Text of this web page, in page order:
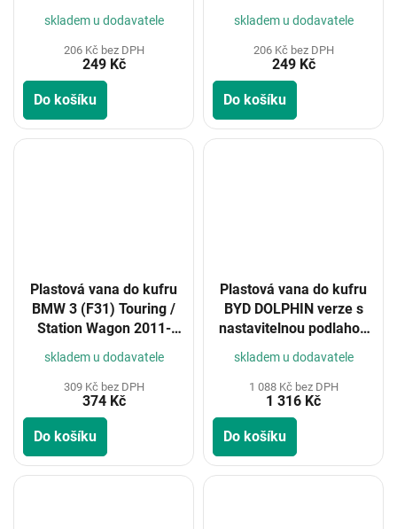
skladem u dodavatele
206 Kč bez DPH
249 Kč
Do košíku
skladem u dodavatele
206 Kč bez DPH
249 Kč
Do košíku
Plastová vana do kufru
BMW 3 (F31) Touring /
Station Wagon 2011-
2019
skladem u dodavatele
309 Kč bez DPH
374 Kč
Do košíku
Plastová vana do kufru
BYD DOLPHIN verze s
nastavitelnou podlahou
kufru – horní poloha
skladem u dodavatele
1 088 Kč bez DPH
1 316 Kč
Do košíku